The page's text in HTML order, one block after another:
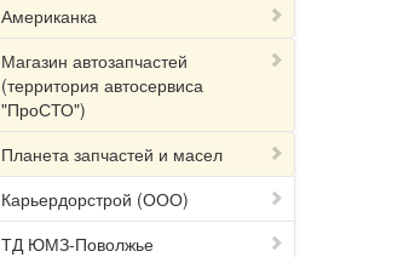
Американка
Магазин автозапчастей
(территория автосервиса
"ПроСТО")
Планета запчастей и масел
Карьердорстрой (ООО)
ТД ЮМЗ-Поволжье